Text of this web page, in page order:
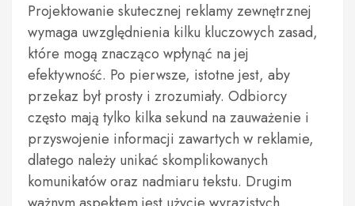
Projektowanie skutecznej reklamy zewnętrznej
wymaga uwzględnienia kilku kluczowych zasad,
które mogą znacząco wpłynąć na jej
efektywność. Po pierwsze, istotne jest, aby
przekaz był prosty i zrozumiały. Odbiorcy
często mają tylko kilka sekund na zauważenie i
przyswojenie informacji zawartych w reklamie,
dlatego należy unikać skomplikowanych
komunikatów oraz nadmiaru tekstu. Drugim